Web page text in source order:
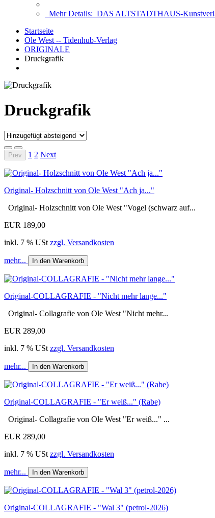
Mehr Details: DAS ALTSTADTHAUS-
Startseite
Ole West -- Tidenhub-Verlag
ORIGINALE
Druckgrafik
Druckgrafik
Prev 1 2 Next
Original- Holzschnitt von Ole West "Ach ja..."
Original- Holzschnitt von Ole West "Vogel (schwarz auf...
EUR 189,00
inkl. 7 % USt zzgl. Versandkosten
mehr... In den Warenkorb
Original-COLLAGRAFIE - "Nicht mehr lange..."
Original- Collagrafie von Ole West "Nicht mehr...
EUR 289,00
inkl. 7 % USt zzgl. Versandkosten
mehr... In den Warenkorb
Original-COLLAGRAFIE - "Er weiß..." (Rabe)
Original- Collagrafie von Ole West "Er weiß..." ...
EUR 289,00
inkl. 7 % USt zzgl. Versandkosten
mehr... In den Warenkorb
Original-COLLAGRAFIE - "Wal 3" (petrol-2026)